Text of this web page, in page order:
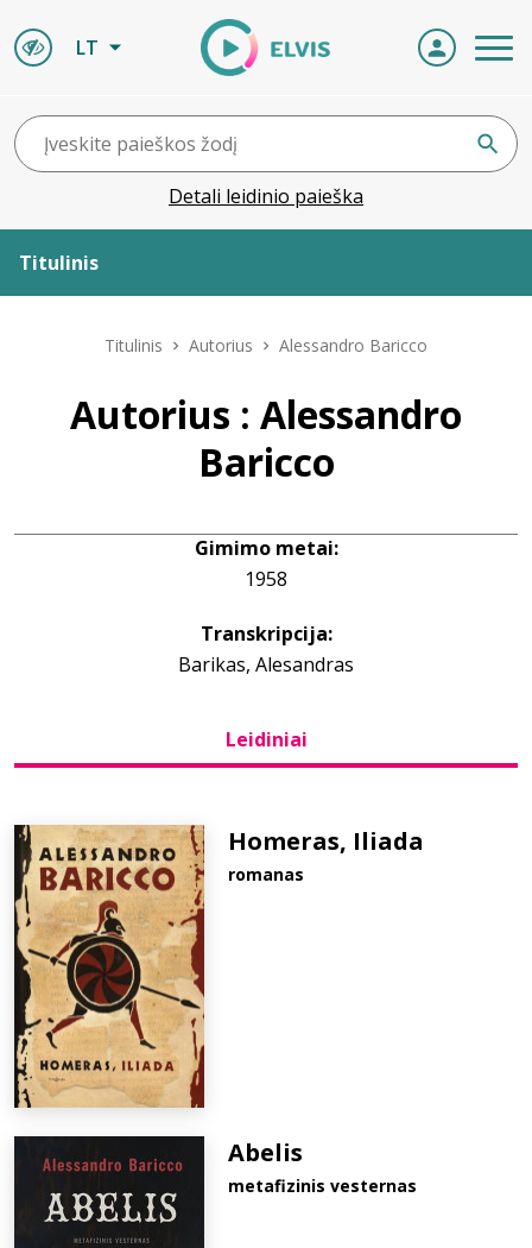
LT
Detali leidinio paieška
Titulinis
Leidiniai
Naujienos
Titulinis Autorius Alessandro Baricco
Autorius : Alessandro
Baricco
Gimimo metai:
1958
Transkripcija:
Barikas, Alesandras
Leidiniai
Homeras, Iliada
romanas
Abelis
metafizinis vesternas